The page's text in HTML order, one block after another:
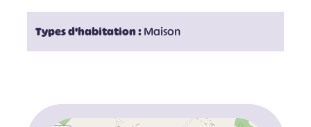
Types d'habitation :Maison